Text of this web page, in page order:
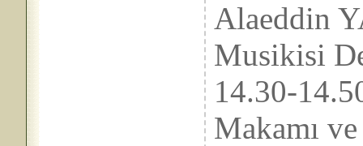
Alaeddin
Musikisi
14.30-
Makamı